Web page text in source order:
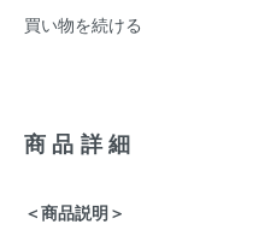
買い物を続ける
商品詳細
＜商品説明＞